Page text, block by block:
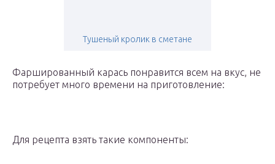
Тушеный кролик в сметане
Фаршированный карась понравится всем на вкус, не
потребует много времени на приготовление:
Для рецепта взять такие компоненты: